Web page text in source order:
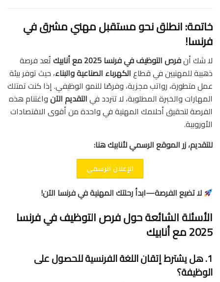
خاتمة: انطلق نحو مستقبل مهني مشرق في
فرنسا!
لا شك أنفرص التوظيف في فرنسا 2025 مع أنابيك
تُعد فرصة
ذهبية للمهنيين في قطاعالكهرباء الصناعية والبناء، حيث توفر بيئة
عمل متطورة، رواتب مجزية، وفرصًا للنمو الوظيفي. إذا كنت تمتلك
المهارات والخبرة المطلوبة، لا تتردد فيالتقديم الآنواغتنام هذه
الفرصة لتحقيق أحلامك المهنية في واحدة من أقوى الاقتصادات
الأوروبية.
للتقديم، زر الموقع الرسمي لأنابيك هنا:
الإعلان الرسمي
لا تضيع الفرصة—ابدأ رحلتك المهنية في فرنسا الآن!
الأسئلة الشائعة حول فرص التوظيف في فرنسا
2025 مع أنابيك
1. هل يشترط إتقان اللغة الفرنسية للحصول على
الوظيفة؟